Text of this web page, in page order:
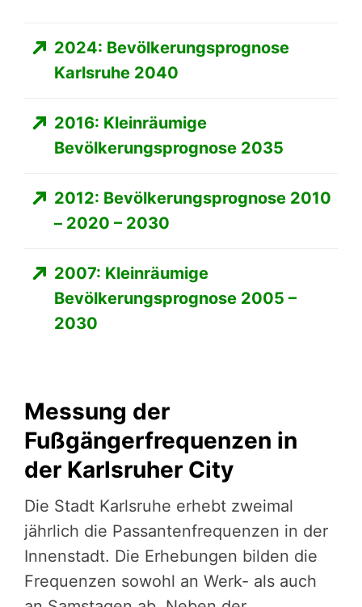
2024: Bevölkerungsprognose
Karlsruhe 2040
2016: Kleinräumige
Bevölkerungsprognose 2035
2012: Bevölkerungsprognose 2010
– 2020 – 2030
2007: Kleinräumige
Bevölkerungsprognose 2005 –
2030
Messung der
Fußgängerfrequenzen in
der Karlsruher City
Die Stadt Karlsruhe erhebt zweimal
jährlich die Passantenfrequenzen in der
Innenstadt. Die Erhebungen bilden die
Frequenzen sowohl an Werk- als auch